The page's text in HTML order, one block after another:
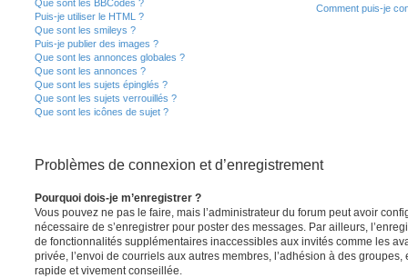
Que sont les BBCodes ?
Puis-je utiliser le HTML ?
Que sont les smileys ?
Puis-je publier des images ?
Que sont les annonces globales ?
Que sont les annonces ?
Que sont les sujets épinglés ?
Que sont les sujets verrouillés ?
Que sont les icônes de sujet ?
Comment puis-je
Problèmes de connexion et d’enregistrement
Pourquoi dois-je m’enregistrer ?
Vous pouvez ne pas le faire, mais l’administrateur du forum peut avoir
nécessaire de s’enregistrer pour poster des messages. Par ailleurs,
de fonctionnalités supplémentaires inaccessibles aux invités comme les
privée, l’envoi de courriels aux autres membres, l’adhésion à des groupes,
rapide et vivement conseillée.